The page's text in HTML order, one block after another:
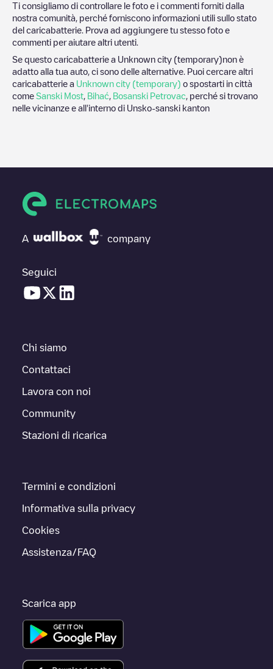
Ti consigliamo di controllare le foto e i commenti forniti dalla
nostra comunità, perché forniscono informazioni utili sullo stato
del caricabatterie. Prova ad aggiungere tu stesso foto e
commenti per aiutare altri utenti.
Se questo caricabatterie a Unknown city (temporary)non è
adatto alla tua auto, ci sono delle alternative. Puoi cercare altri
caricabatterie a Unknown city (temporary) o spostarti in città
come Sanski Most Bihać Bosanski Petrovac , perché si trovano
nelle vicinanze e all'interno di Unsko-sanski kanton
A company
Seguici
Chi siamo
Contattaci
Lavora con noi
Community
Stazioni di ricarica
Termini e condizioni
Informativa sulla privacy
Cookies
Assistenza/FAQ
Scarica app